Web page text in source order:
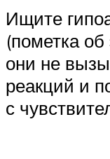
Ищите
(пометка об
они не
реакций и
с